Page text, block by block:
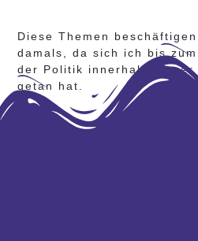
Diese Themen
damals, da sich ich bis
der Politik innerhalb dieser
getan hat.